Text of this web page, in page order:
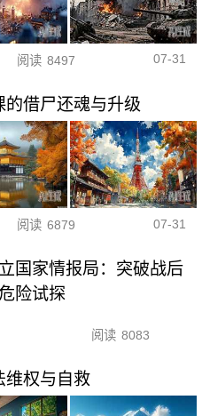
阅读 8497 07-31
的借尸还魂与升级
阅读 6879 07-31
国家情报局：突破战后
险试探
阅读 8083
维权与自救